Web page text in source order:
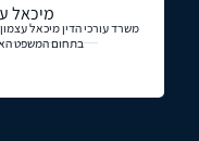
מיכאל
משרד עורכי הדין מיכאל
בתחום המשפט